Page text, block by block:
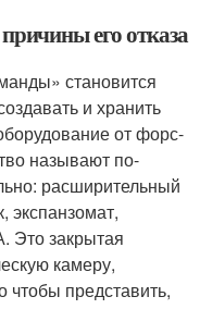
его отказа
становится
и хранить
от форс-
называют по-
расширительный
экспанзомат,
Это закрытая
камеру,
представить,